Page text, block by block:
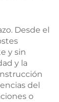
Desde el
y sin
y la
del
o